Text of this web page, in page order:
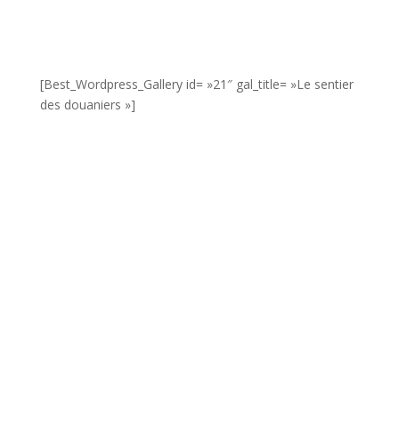
[Best_Wordpress_Gallery id= »21″ gal_title= »Le sentier
des douaniers »]